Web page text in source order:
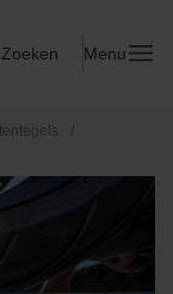
Zoeken Menu
/